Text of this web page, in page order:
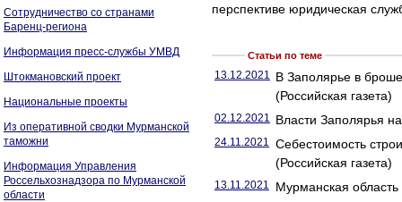
Сотрудничество со странами
Баренц-региона
Информация пресс-службы УМВД
Штокмановский проект
Национальные проекты
Из оперативной сводки Мурманской
таможни
Информация Управления
Россельхознадзора по Мурманской
области
перспективе юридическая
Статьи по теме
13.12.2021 В Заполярье в
(Российская газета)
02.12.2021 Власти Заполярья
24.11.2021 Себестоимость
(Российская газета)
13.11.2021 Мурманская